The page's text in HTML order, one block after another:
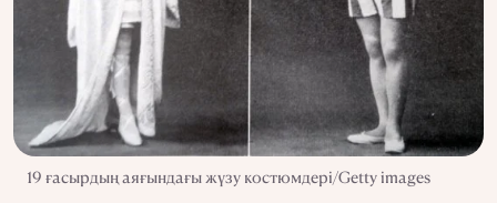
19 ғасырдың аяғындағы жүзу костюмдері/Getty images